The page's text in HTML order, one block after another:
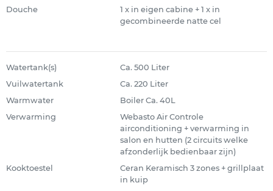
Douche
1 x in eigen cabine + 1 x in
gecombineerde natte cel
Watertank(s)
Ca. 500 Liter
Vuilwatertank
Ca. 220 Liter
Warmwater
Boiler Ca. 40L
Verwarming
Webasto Air Controle
airconditioning + verwarming in
salon en hutten (2 circuits welke
afzonderlijk bedienbaar zijn)
Kooktoestel
Ceran Keramisch 3 zones + grillplaat
in kuip